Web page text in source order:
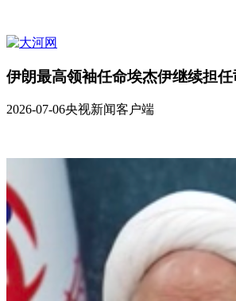
伊朗最高领袖任命埃杰伊继续担
2026-07-06央视新闻客户端